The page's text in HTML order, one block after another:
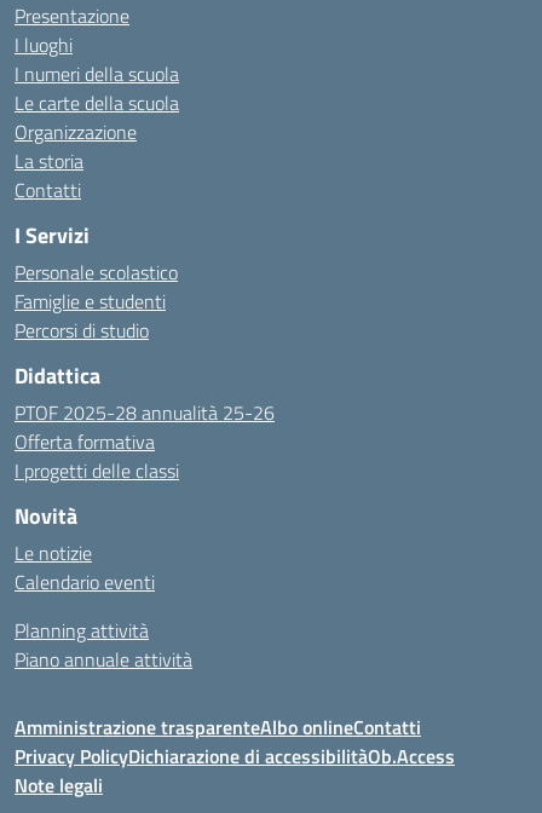
Presentazione
I luoghi
I numeri della scuola
Le carte della scuola
Organizzazione
La storia
Contatti
I Servizi
Personale scolastico
Famiglie e studenti
Percorsi di studio
Didattica
PTOF 2025-28 annualità 25-26
Offerta formativa
I progetti delle classi
Novità
Le notizie
Calendario eventi
Planning attività
Piano annuale attività
Amministrazione trasparenteAlbo onlineContatti
Privacy PolicyDichiarazione di accessibilitàOb.Access
Note legali